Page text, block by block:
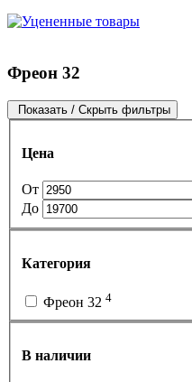
Фреон 32
Показать / Скрыть фильтры
Цена
От
До
Категория
Фреон 32 4
В наличии